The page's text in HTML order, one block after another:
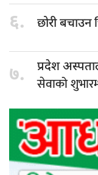
६. छोरी बचाउन
७. प्रदेश
सेवाको